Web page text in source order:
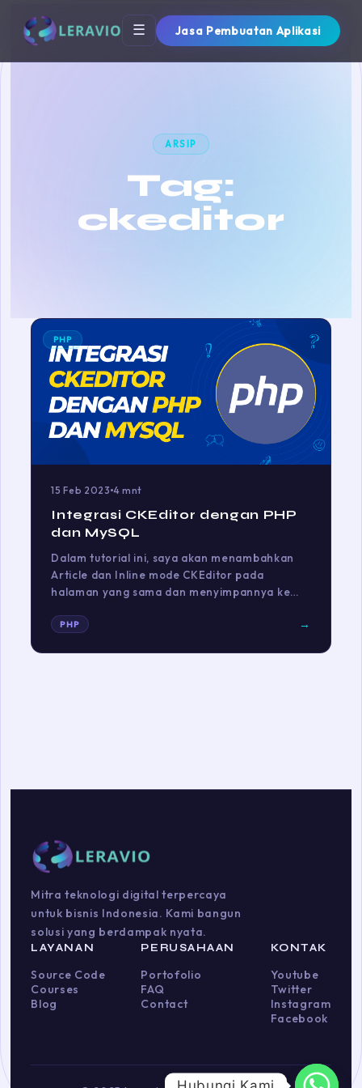
☰ Jasa Pembuatan Aplikasi
ARSIP
Tag:
ckeditor
PHP
15 Feb 2023 4 mnt
Integrasi CKEditor dengan PHP
dan MySQL
Dalam tutorial ini, saya akan menambahkan
Article dan Inline mode CKEditor pada
halaman yang sama dan menyimpannya ke…
PHP →
Mitra teknologi digital terpercaya
untuk bisnis Indonesia. Kami bangun
solusi yang berdampak nyata.
LAYANAN
Source Code
Courses
Blog
PERUSAHAAN
Portofolio
FAQ
Contact
KONTAK
Youtube
Twitter
Instagram
Facebook